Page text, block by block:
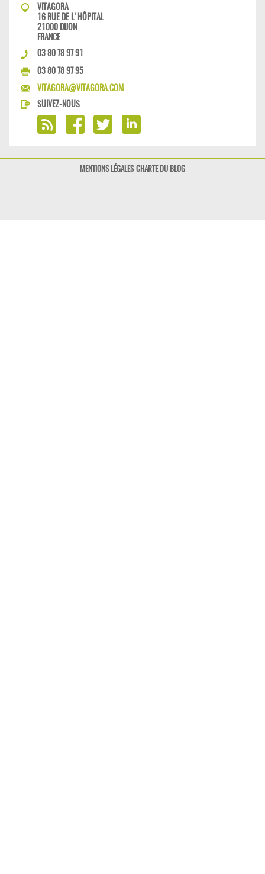
VITAGORA
16 RUE DE L'HÔPITAL
21000 DIJON
FRANCE
03 80 78 97 91
03 80 78 97 95
VITAGORA@VITAGORA.COM
SUIVEZ-NOUS
MENTIONS LÉGALES CHARTE DU BLOG